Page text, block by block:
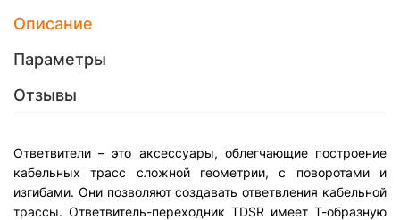
Описание
Параметры
Отзывы
Ответвители – это аксессуары, облегчающие построение
кабельных трасс сложной геометрии, с поворотами и
изгибами. Они позволяют создавать ответвления кабельной
трассы. Ответвитель-переходник TDSR имеет Т-образную